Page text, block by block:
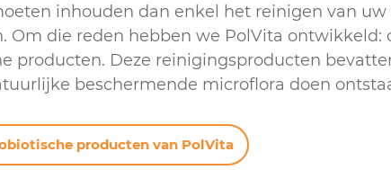
inhouden dan enkel het reinigen van
Om die reden hebben we PolVita ontwikkeld:
producten. Deze reinigingsproducten
beschermende microflora doen
producten van PolVita